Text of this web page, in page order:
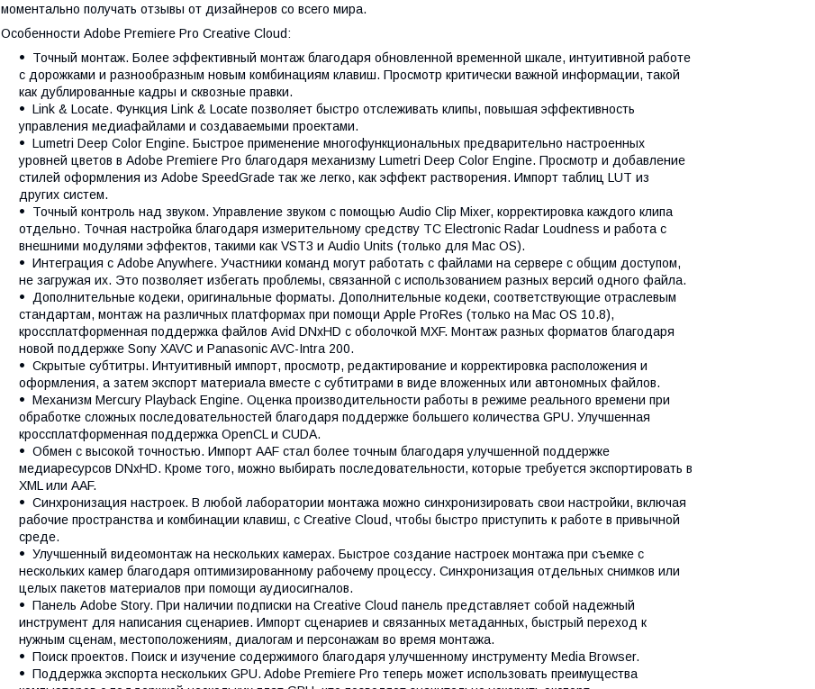
моментально получать отзывы от дизайнеров со всего мира.
Особенности Adobe Premiere Pro Creative Cloud:
Точный монтаж. Более эффективный монтаж благодаря обновленной временной шкале, интуитивной работе
с дорожками и разнообразным новым комбинациям клавиш. Просмотр критически важной информации, такой
как дублированные кадры и сквозные правки.
Link & Locate. Функция Link & Locate позволяет быстро отслеживать клипы, повышая эффективность
управления медиафайлами и создаваемыми проектами.
Lumetri Deep Color Engine. Быстрое применение многофункциональных предварительно настроенных
уровней цветов в Adobe Premiere Pro благодаря механизму Lumetri Deep Color Engine. Просмотр и добавление
стилей оформления из Adobe SpeedGrade так же легко, как эффект растворения. Импорт таблиц LUT из
других систем.
Точный контроль над звуком. Управление звуком с помощью Audio Clip Mixer, корректировка каждого клипа
отдельно. Точная настройка благодаря измерительному средству TC Electronic Radar Loudness и работа с
внешними модулями эффектов, такими как VST3 и Audio Units (только для Mac OS).
Интеграция с Adobe Anywhere. Участники команд могут работать с файлами на сервере с общим доступом,
не загружая их. Это позволяет избегать проблемы, связанной с использованием разных версий одного файла.
Дополнительные кодеки, оригинальные форматы. Дополнительные кодеки, соответствующие отраслевым
стандартам, монтаж на различных платформах при помощи Apple ProRes (только на Mac OS 10.8),
кроссплатформенная поддержка файлов Avid DNxHD с оболочкой MXF. Монтаж разных форматов благодаря
новой поддержке Sony XAVC и Panasonic AVC-Intra 200.
Скрытые субтитры. Интуитивный импорт, просмотр, редактирование и корректировка расположения и
оформления, а затем экспорт материала вместе с субтитрами в виде вложенных или автономных файлов.
Механизм Mercury Playback Engine. Оценка производительности работы в режиме реального времени при
обработке сложных последовательностей благодаря поддержке большего количества GPU. Улучшенная
кроссплатформенная поддержка OpenCL и CUDA.
Обмен с высокой точностью. Импорт AAF стал более точным благодаря улучшенной поддержке
медиаресурсов DNxHD. Кроме того, можно выбирать последовательности, которые требуется экспортировать в
XML или AAF.
Синхронизация настроек. В любой лаборатории монтажа можно синхронизировать свои настройки, включая
рабочие пространства и комбинации клавиш, с Creative Cloud, чтобы быстро приступить к работе в привычной
среде.
Улучшенный видеомонтаж на нескольких камерах. Быстрое создание настроек монтажа при съемке с
нескольких камер благодаря оптимизированному рабочему процессу. Синхронизация отдельных снимков или
целых пакетов материалов при помощи аудиосигналов.
Панель Adobe Story. При наличии подписки на Creative Cloud панель представляет собой надежный
инструмент для написания сценариев. Импорт сценариев и связанных метаданных, быстрый переход к
нужным сценам, местоположениям, диалогам и персонажам во время монтажа.
Поиск проектов. Поиск и изучение содержимого благодаря улучшенному инструменту Media Browser.
Поддержка экспорта нескольких GPU. Adobe Premiere Pro теперь может использовать преимущества